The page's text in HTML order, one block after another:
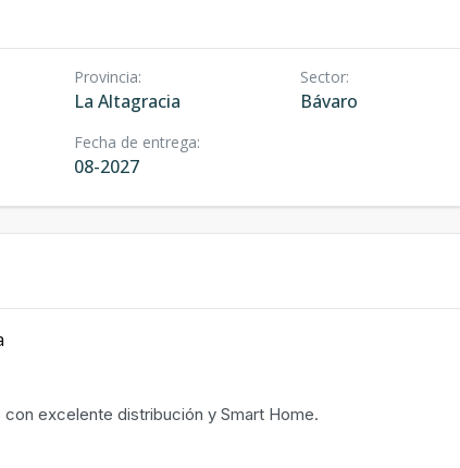
Provincia:
La Altagracia
Sector:
Bávaro
Fecha de entrega:
08-2027
excelente distribución y Smart Home.